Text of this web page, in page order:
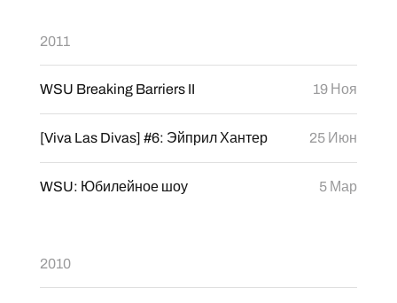
2011
WSU Breaking Barriers II 19 Ноя
[Viva Las Divas] #6: Эйприл Хантер 25 Июн
WSU: Юбилейное шоу 5 Мар
2010